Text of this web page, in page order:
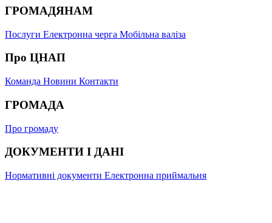
ГРОМАДЯНАМ
Послуги Електронна черга Мобільна валіза
Про ЦНАП
Команда Новини Контакти
ГРОМАДА
Про громаду
ДОКУМЕНТИ І ДАНІ
Нормативні документи Електронна приймальня